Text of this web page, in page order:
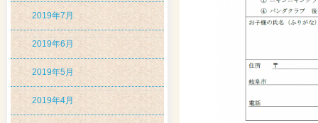
2019年7月
2019年6月
2019年5月
2019年4月